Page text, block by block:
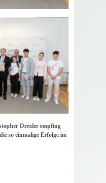
Drexler empfing
so einmalige Erfolge im